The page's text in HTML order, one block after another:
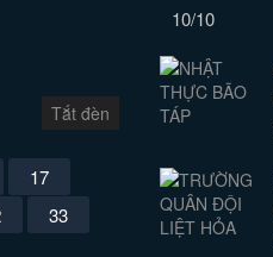
Tắt đèn
17
33
10/10